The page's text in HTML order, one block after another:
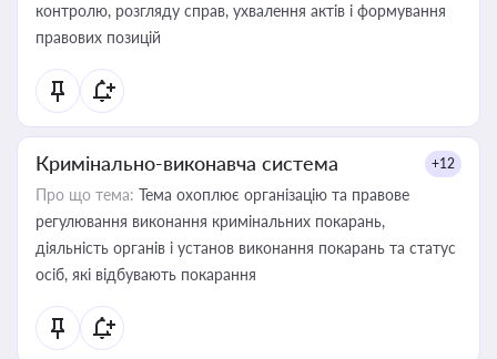
контролю, розгляду справ, ухвалення актів і формування
правових позицій
Кримінально-виконавча система +12
Про що тема: Тема охоплює організацію та правове
регулювання виконання кримінальних покарань,
діяльність органів і установ виконання покарань та статус
осіб, які відбувають покарання